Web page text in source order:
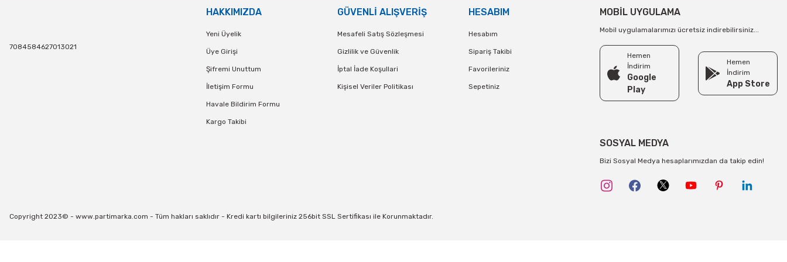
SEPETE EKLE
990,00 TL 89,90 TL
STOKTA YOK
TÜKENDİ
Kedili Doğum Günü İyiki Doğdun Yazısı
TÜKENDİ
Kedi Konsepti Doğum Günü Bayrak Süs
7084584627013021
HAKKIMIZDA
Yeni Üyelik
Üye Girişi
Şifremi Unuttum
İletişim Formu
Havale Bildirim Formu
Kargo Takibi
GÜVENLİ ALIŞVERİŞ
Mesafeli Satış Sözleşmesi
Gizlilik ve Güvenlik
İptal İade Koşullari
Kişisel Veriler Politikası
HESABIM
Hesabım
Sipariş Takibi
Favorileriniz
Sepetiniz
MOBİL UYGULAMA
Mobil uygulamalarımızı ücretsiz indirebilirsiniz...
Hemen
İndirim
Google
Play
Hemen
İndirim
App Store
SOSYAL MEDYA
Bizi Sosyal Medya hesaplarımızdan da takip edin!
Copyright 2023© - www.partimarka.com - Tüm hakları saklıdır - Kredi kartı bilgileriniz 256bit SSL Sertifikası ile Korunmaktadır.